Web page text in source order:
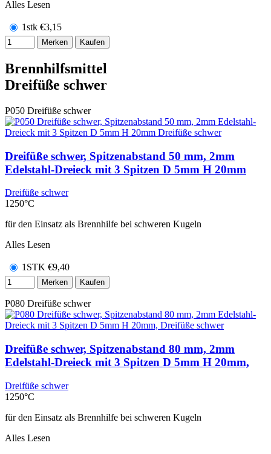
Alles Lesen
1stk €3,15
Merken Kaufen
Brennhilfsmittel
Dreifüße schwer
P050 Dreifüße schwer
Dreifüße schwer, Spitzenabstand 50 mm, 2mm
Edelstahl-Dreieck mit 3 Spitzen D 5mm H 20mm
Dreifüße schwer
1250°C
für den Einsatz als Brennhilfe bei schweren Kugeln
Alles Lesen
1STK €9,40
Merken Kaufen
P080 Dreifüße schwer
Dreifüße schwer, Spitzenabstand 80 mm, 2mm
Edelstahl-Dreieck mit 3 Spitzen D 5mm H 20mm,
Dreifüße schwer
1250°C
für den Einsatz als Brennhilfe bei schweren Kugeln
Alles Lesen